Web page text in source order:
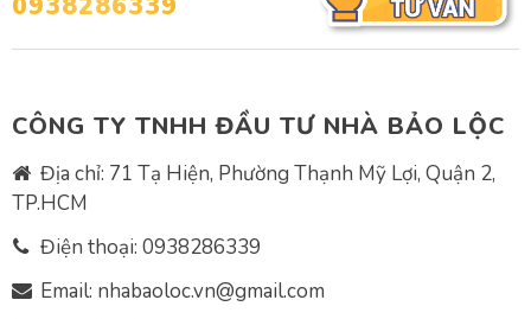
CÔNG TY TNHH ĐẦU TƯ NHÀ BẢO LỘC
Địa chỉ: 71 Tạ Hiện, Phường Thạnh Mỹ Lợi, Quận 2,
TP.HCM
Điện thoại: 0938286339
Email: nhabaoloc.vn@gmail.com